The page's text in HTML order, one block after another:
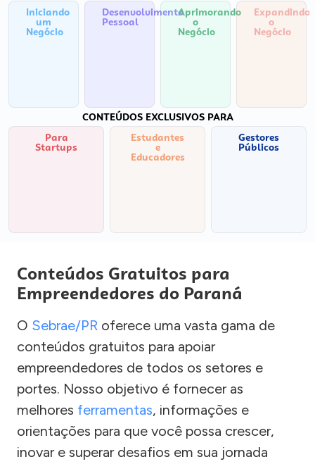
Iniciando
um
Negócio
Desenvolvimento
Pessoal
Aprimorando
o
Negócio
Expandindo
o
Negócio
CONTEÚDOS EXCLUSIVOS PARA
Para
Startups
Estudantes
e
Educadores
Gestores
Públicos
Conteúdos Gratuitos para
Empreendedores do Paraná
O Sebrae/PR oferece uma vasta gama de
conteúdos gratuitos para apoiar
empreendedores de todos os setores e
portes. Nosso objetivo é fornecer as
melhores ferramentas, informações e
orientações para que você possa crescer,
inovar e superar desafios em sua jornada